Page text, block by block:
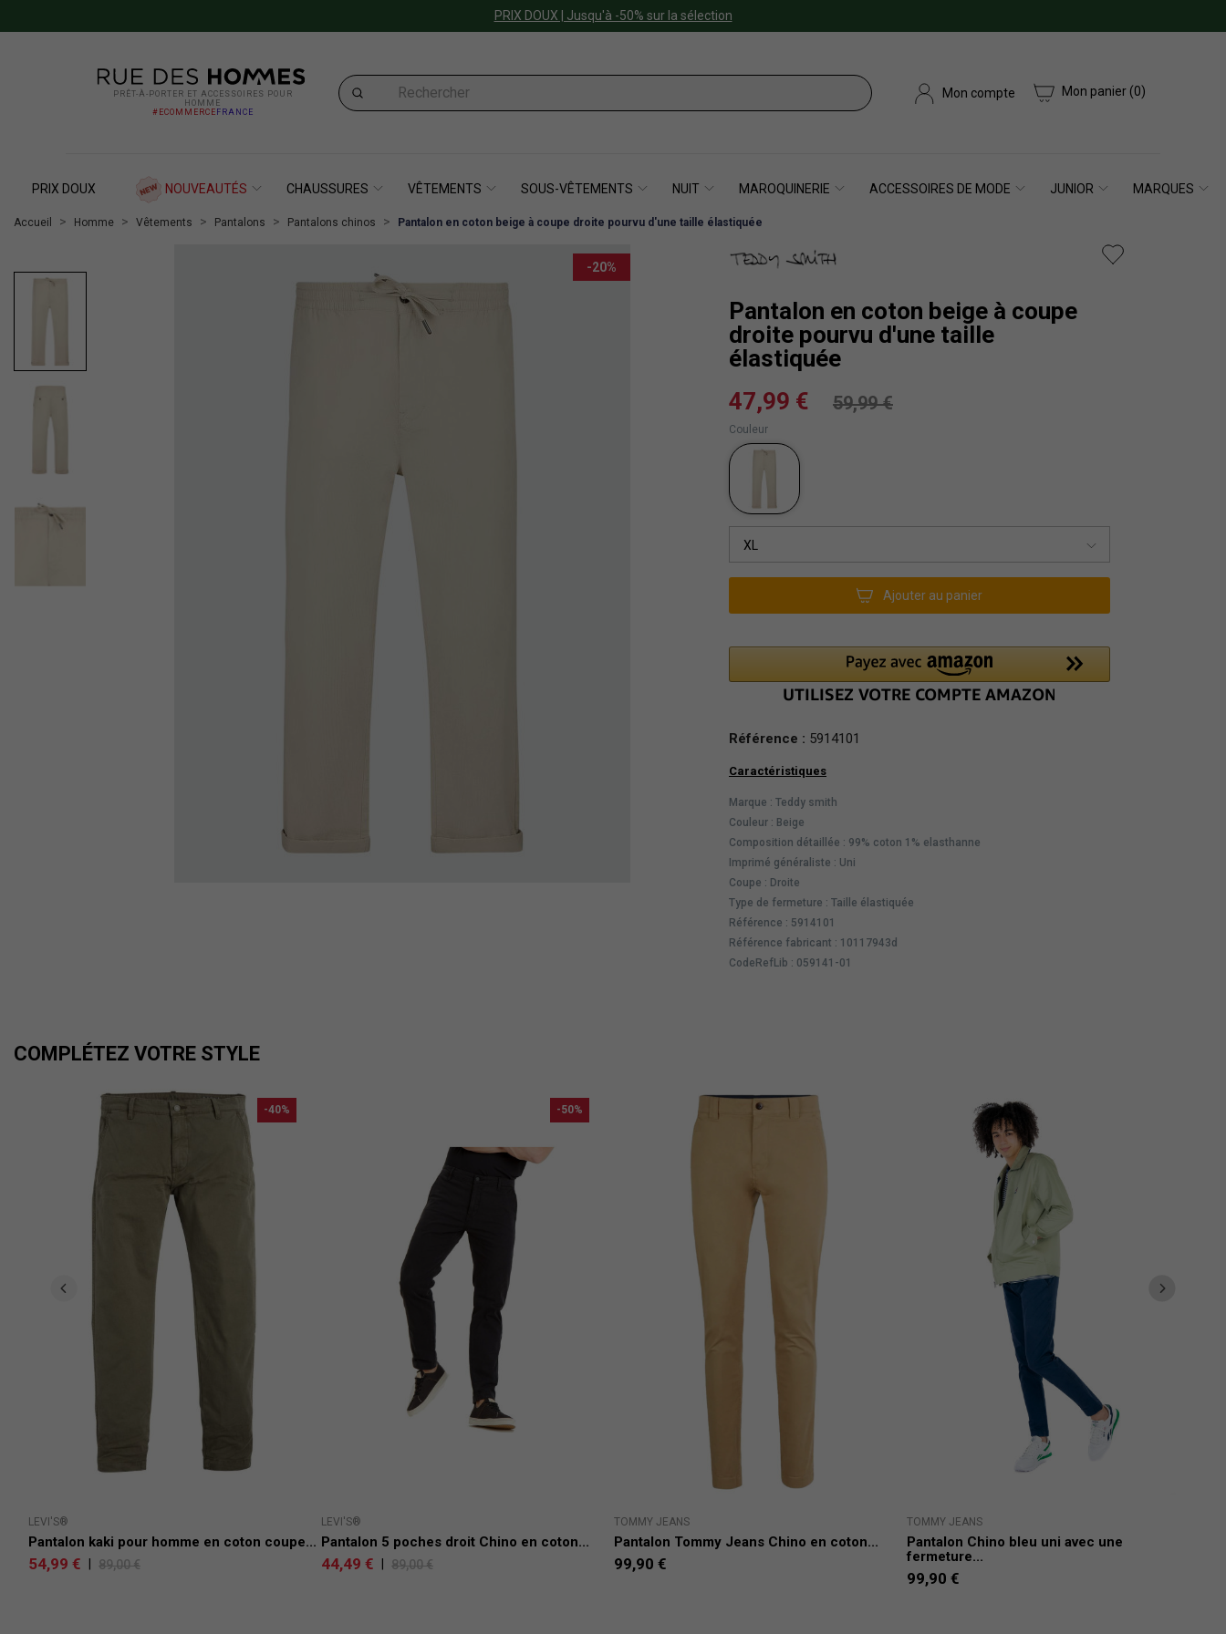
PRIX DOUX | Jusqu'à -50% sur la sélection
PRÊT-À-PORTER ET ACCESSOIRES POUR
HOMME
#ECOMMERCE FRANCE
Mon compte Mon panier (0)
PRIX DOUX NOUVEAUTÉS CHAUSSURES VÊTEMENTS SOUS-VÊTEMENTS NUIT MAROQUINERIE ACCESSOIRES DE MODE JUNIOR MARQUES
Accueil Homme Vêtements Pantalons Pantalons chinos Pantalon en coton beige à coupe droite pourvu d'une taille élastiquée
-20%
Pantalon en coton beige à coupe
droite pourvu d'une taille
élastiquée
47,99 €
59,99 €
Couleur
XL
Ajouter au panier
Référence : 5914101
Caractéristiques
Marque : Teddy smith
Couleur : Beige
Composition détaillée : 99% coton 1% elasthanne
Imprimé généraliste : Uni
Coupe : Droite
Type de fermeture : Taille élastiquée
Référence : 5914101
Référence fabricant : 10117943d
CodeRefLib : 059141-01
COMPLÉTEZ VOTRE STYLE
LEVI'S®
Pantalon kaki pour homme en coton coupe...
54,99 €
-40%
89,00 €
LEVI'S®
Pantalon 5 poches droit Chino en coton...
44,49 €
-50%
89,00 €
TOMMY JEANS
Pantalon Tommy Jeans Chino en coton...
99,90 €
TOMMY JEANS
Pantalon Chino bleu uni avec une
fermeture...
99,90 €